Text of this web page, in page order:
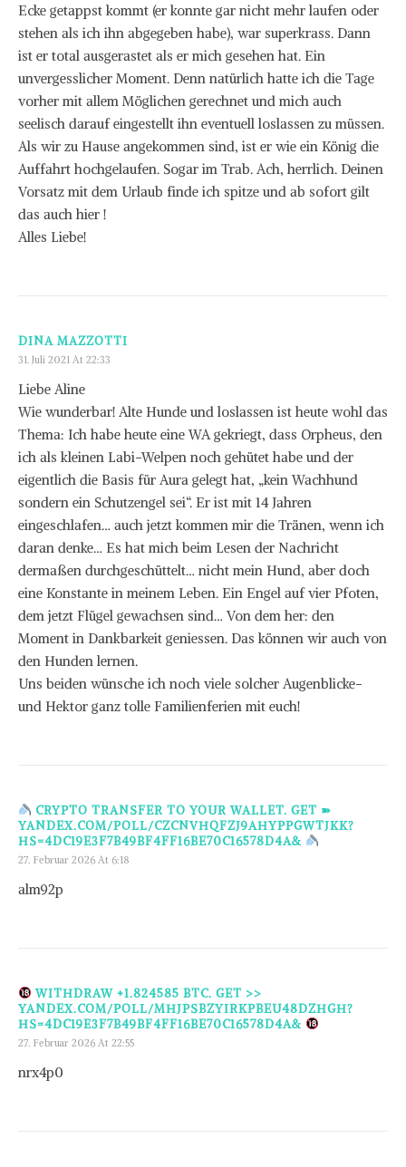
Ecke getappst kommt (er konnte gar nicht mehr laufen oder
stehen als ich ihn abgegeben habe), war superkrass. Dann
ist er total ausgerastet als er mich gesehen hat. Ein
unvergesslicher Moment. Denn natürlich hatte ich die Tage
vorher mit allem Möglichen gerechnet und mich auch
seelisch darauf eingestellt ihn eventuell loslassen zu müssen.
Als wir zu Hause angekommen sind, ist er wie ein König die
Auffahrt hochgelaufen. Sogar im Trab. Ach, herrlich. Deinen
Vorsatz mit dem Urlaub finde ich spitze und ab sofort gilt
das auch hier !
Alles Liebe!
DINA MAZZOTTI
31. Juli 2021 At 22:33
Liebe Aline
Wie wunderbar! Alte Hunde und loslassen ist heute wohl das
Thema: Ich habe heute eine WA gekriegt, dass Orpheus, den
ich als kleinen Labi-Welpen noch gehütet habe und der
eigentlich die Basis für Aura gelegt hat, „kein Wachhund
sondern ein Schutzengel sei“. Er ist mit 14 Jahren
eingeschlafen… auch jetzt kommen mir die Tränen, wenn ich
daran denke… Es hat mich beim Lesen der Nachricht
dermaßen durchgeschüttelt… nicht mein Hund, aber doch
eine Konstante in meinem Leben. Ein Engel auf vier Pfoten,
dem jetzt Flügel gewachsen sind… Von dem her: den
Moment in Dankbarkeit geniessen. Das können wir auch von
den Hunden lernen.
Uns beiden wünsche ich noch viele solcher Augenblicke-
und Hektor ganz tolle Familienferien mit euch!
CRYPTO TRANSFER TO YOUR WALLET. GET ➽
YANDEX.COM/POLL/CZCNVHQFZJ9AHYPPGWTJKK?
HS=4DC19E3F7B49BF4FF16BE70C16578D4A&
27. Februar 2026 At 6:18
alm92p
WITHDRAW +1.824585 BTC. GET >>
YANDEX.COM/POLL/MHJPSBZYIRKPBEU48DZHGH?
HS=4DC19E3F7B49BF4FF16BE70C16578D4A&
27. Februar 2026 At 22:55
nrx4p0